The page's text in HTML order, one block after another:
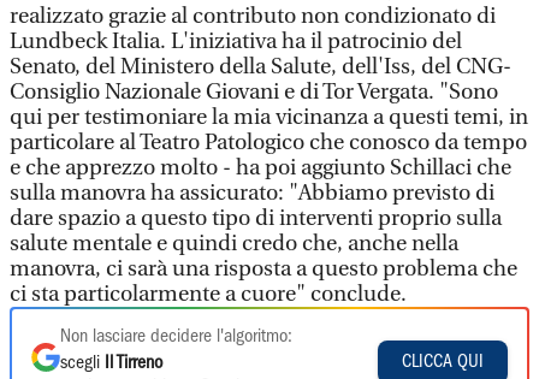
realizzato grazie al contributo non condizionato di
Lundbeck Italia. L'iniziativa ha il patrocinio del
Senato, del Ministero della Salute, dell'Iss, del CNG-
Consiglio Nazionale Giovani e di Tor Vergata. "Sono
qui per testimoniare la mia vicinanza a questi temi, in
particolare al Teatro Patologico che conosco da tempo
e che apprezzo molto - ha poi aggiunto Schillaci che
sulla manovra ha assicurato: "Abbiamo previsto di
dare spazio a questo tipo di interventi proprio sulla
salute mentale e quindi credo che, anche nella
manovra, ci sarà una risposta a questo problema che
ci sta particolarmente a cuore" conclude.
Non lasciare decidere l'algoritmo:
scegli
Il Tirreno
CLICCA QUI